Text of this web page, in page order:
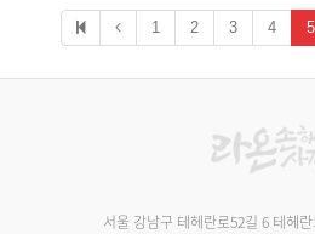
1 2 3 4 5
서울 강남구 테헤란로52길 6 테헤